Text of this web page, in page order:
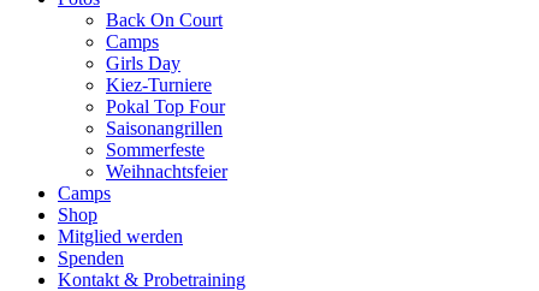
Back On Court
Camps
Girls Day
Kiez-Turniere
Pokal Top Four
Saisonangrillen
Sommerfeste
Weihnachtsfeier
Camps
Shop
Mitglied werden
Spenden
Kontakt & Probetraining